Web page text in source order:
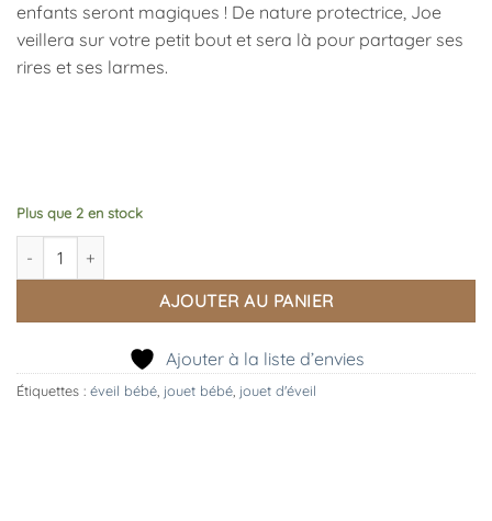
enfants seront magiques ! De nature protectrice, Joe
veillera sur votre petit bout et sera là pour partager ses
rires et ses larmes.
Plus que 2 en stock
quantité de Joe Doudou Dragon
AJOUTER AU PANIER
Ajouter à la liste d’envies
Étiquettes : éveil bébé jouet bébé jouet d'éveil